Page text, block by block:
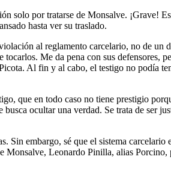
solo por tratarse de Monsalve. ¡Grave!
hasta ver su traslado.
al reglamento carcelario, no de un
Me da pena con sus defensores,
Al fin y al cabo, el testigo no podía
que en todo caso no tiene prestigio
ocultar una verdad. Se trata de ser
Sin embargo, sé que el sistema carcelario
Monsalve, Leonardo Pinilla, alias Porcino,